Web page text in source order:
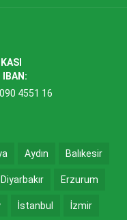
IBAN:
4551 16
Aydın Balıkesir
Diyarbakır Erzurum
İstanbul İzmir